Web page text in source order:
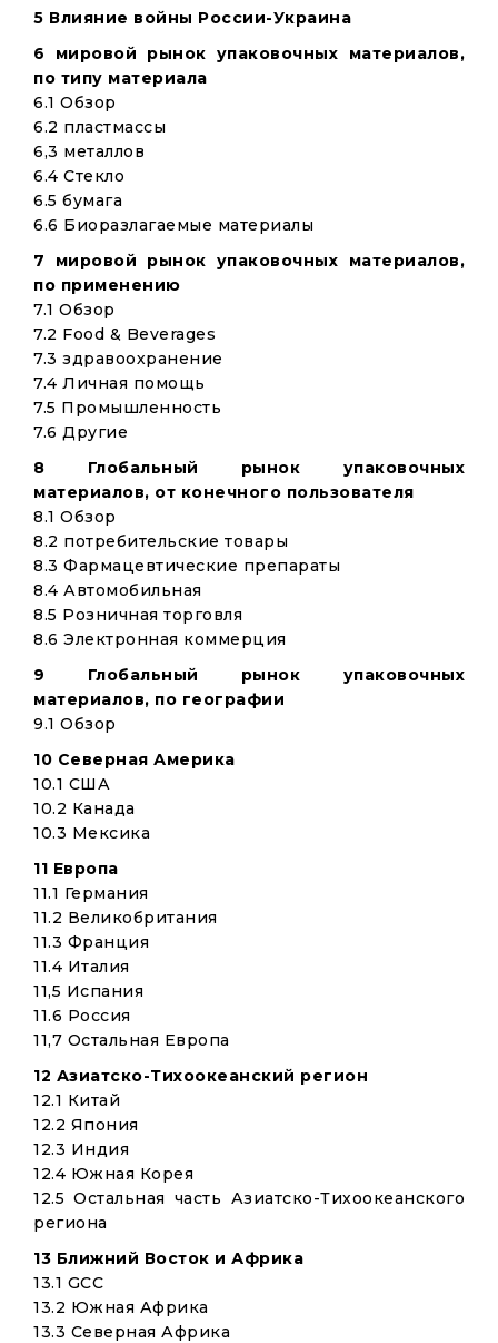
5 Влияние войны России-Украина
6 мировой рынок упаковочных материалов,
по типу материала
6.1 Обзор
6.2 пластмассы
6,3 металлов
6.4 Стекло
6.5 бумага
6.6 Биоразлагаемые материалы
7 мировой рынок упаковочных материалов,
по применению
7.1 Обзор
7.2 Food & Beverages
7.3 здравоохранение
7.4 Личная помощь
7.5 Промышленность
7.6 Другие
8 Глобальный рынок упаковочных
материалов, от конечного пользователя
8.1 Обзор
8.2 потребительские товары
8.3 Фармацевтические препараты
8.4 Автомобильная
8.5 Розничная торговля
8.6 Электронная коммерция
9 Глобальный рынок упаковочных
материалов, по географии
9.1 Обзор
10 Северная Америка
10.1 США
10.2 Канада
10.3 Мексика
11 Европа
11.1 Германия
11.2 Великобритания
11.3 Франция
11.4 Италия
11,5 Испания
11.6 Россия
11,7 Остальная Европа
12 Азиатско-Тихоокеанский регион
12.1 Китай
12.2 Япония
12.3 Индия
12.4 Южная Корея
12.5 Остальная часть Азиатско-Тихоокеанского
региона
13 Ближний Восток и Африка
13.1 GCC
13.2 Южная Африка
13.3 Северная Африка